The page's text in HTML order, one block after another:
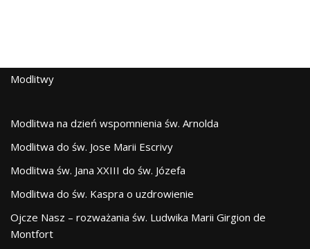
Modlitwy
Modlitwa na dzień wspomnienia św. Arnolda
Modlitwa do św. Jose Marii Escrivy
Modlitwa św. Jana XXIII do św. Józefa
Modlitwa do św. Kaspra o uzdrowienie
Ojcze Nasz – rozważania św. Ludwika Marii Girgion de
Montfort